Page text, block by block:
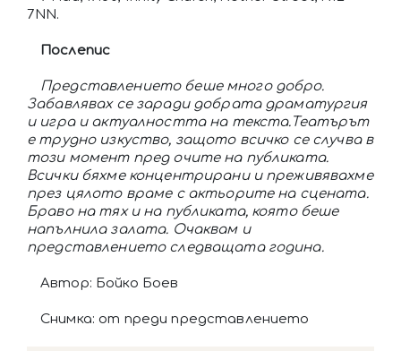
7NN.
Послепис
Представлението беше много добро.
Забавлявах се заради добрата драматургия
и игра и актуалността на текста.Театърът
е трудно изкуство, защото всичко се случва в
този момент пред очите на публиката.
Всички бяхме концентрирани и преживявахме
през цялото враме с актьорите на сцената.
Браво на тях и на публиката, която беше
напълнила залата. Очаквам и
представлението следващата година.
Автор: Бойко Боев
Снимка: от преди представлението